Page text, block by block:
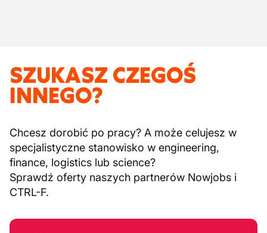
SZUKASZ CZEGOŚ
INNEGO?
Chcesz dorobić po pracy? A może celujesz w
specjalistyczne stanowisko w engineering,
finance, logistics lub science?
Sprawdź oferty naszych partnerów Nowjobs i
CTRL-F.